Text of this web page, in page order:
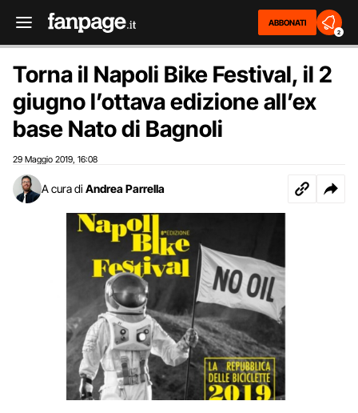
ABBONATI
2
Torna il Napoli Bike Festival, il 2
giugno l’ottava edizione all’ex
base Nato di Bagnoli
29 Maggio 2019 16:08
A cura di Andrea Parrella